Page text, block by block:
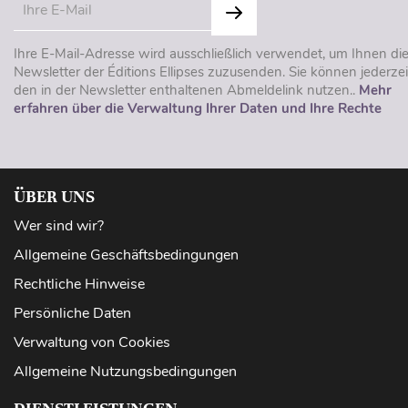
Ihre E-Mail-Adresse wird ausschließlich verwendet, um Ihnen die
Newsletter der Éditions Ellipses zuzusenden. Sie können
den in der Newsletter enthaltenen Abmeldelink nutzen.. Mehr
erfahren über die Verwaltung Ihrer Daten und Ihre Rechte
ÜBER UNS
Wer sind wir?
Allgemeine Geschäftsbedingungen
Rechtliche Hinweise
Persönliche Daten
Verwaltung von Cookies
Allgemeine Nutzungsbedingungen